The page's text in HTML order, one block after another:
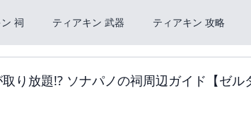
祠 ティアキン 武器 ティアキン 攻略
り放題!? ソナパノの祠周辺ガイド【ゼ